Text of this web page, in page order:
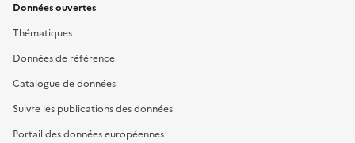
Données ouvertes
Thématiques
Données de référence
Catalogue de données
Suivre les publications des données
Portail des données européennes